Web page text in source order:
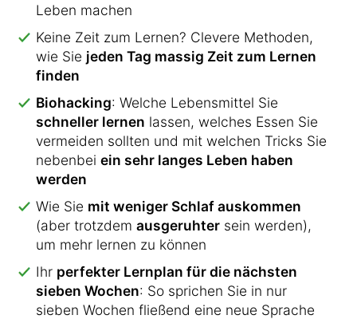
Leben machen
Keine Zeit zum Lernen? Clevere Methoden,
wie Sie jeden Tag massig Zeit zum Lernen
finden
Biohacking: Welche Lebensmittel Sie
schneller lernen lassen, welches Essen Sie
vermeiden sollten und mit welchen Tricks Sie
nebenbei ein sehr langes Leben haben
werden
Wie Sie mit weniger Schlaf auskommen
(aber trotzdem ausgeruhter sein werden),
um mehr lernen zu können
Ihr perfekter Lernplan für die nächsten
sieben Wochen: So sprichen Sie in nur
sieben Wochen fließend eine neue Sprache